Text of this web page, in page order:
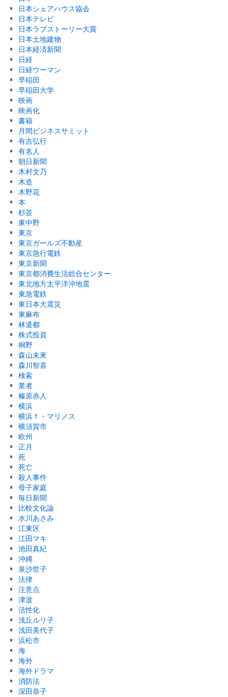
日本シェアハウス協会
日本テレビ
日本ラブストーリー大賞
日本土地建物
日本経済新聞
日経
日経ウーマン
早稲田
早稲田大学
映画
映画化
書籍
月間ビジネスサミット
有吉弘行
有名人
朝日新聞
木村文乃
木造
木野花
本
杉並
東中野
東京
東京ガールズ不動産
東京急行電鉄
東京新聞
東京都消費生活総合センター
東北地方太平洋沖地震
東急電鉄
東日本大震災
東麻布
林遣都
株式投資
桐野
森山未來
森川智喜
検索
業者
榛原赤人
横浜
横浜ｆ・マリノス
横須賀市
欧州
正月
死
死亡
殺人事件
母子家庭
毎日新聞
比較文化論
水川あさみ
江東区
江田マキ
池田真紀
沖縄
泉沙世子
法律
注意点
津波
活性化
浅丘ルリ子
浅田美代子
浜松市
海
海外
海外ドラマ
消防法
深田恭子